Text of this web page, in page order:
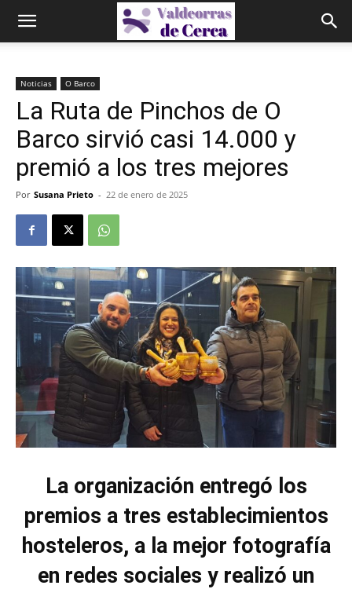
Noticias O Barco
La Ruta de Pinchos de O
Barco sirvió casi 14.000 y
premió a los tres mejores
Por Susana Prieto - 22 de enero de 2025
La organización entregó los
premios a tres establecimientos
hosteleros, a la mejor fotografía
en redes sociales y realizó un